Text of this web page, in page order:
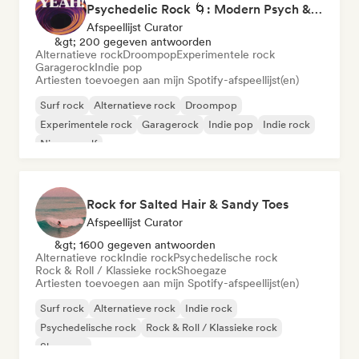
Psychedelic Rock 🌀: Modern Psych & Turkish Vibes
Afspeellijst Curator
&gt; 200 gegeven antwoorden
Alternatieve rockDroompopExperimentele rock
GaragerockIndie pop
Artiesten toevoegen aan mijn Spotify-afspeellijst(en)
Surf rock Alternatieve rock
Droompop
Experimentele rock
Garagerock Indie pop
Indie rock
Nieuwe golf
Rock for Salted Hair & Sandy Toes
Afspeellijst Curator
&gt; 1600 gegeven antwoorden
Alternatieve rockIndie rockPsychedelische rock
Rock & Roll / Klassieke rockShoegaze
Artiesten toevoegen aan mijn Spotify-afspeellijst(en)
Surf rock Alternatieve rock
Indie rock
Psychedelische rock
Rock & Roll / Klassieke rock
Shoegaze